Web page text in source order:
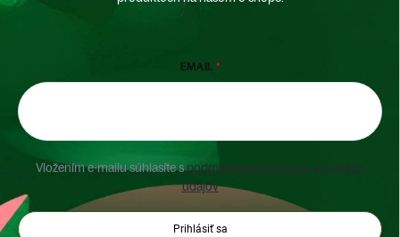
EMAIL
Vložením e-mailu súhlasíte spodmienkami ochrany osobných
údajov
Prihlásiť sa